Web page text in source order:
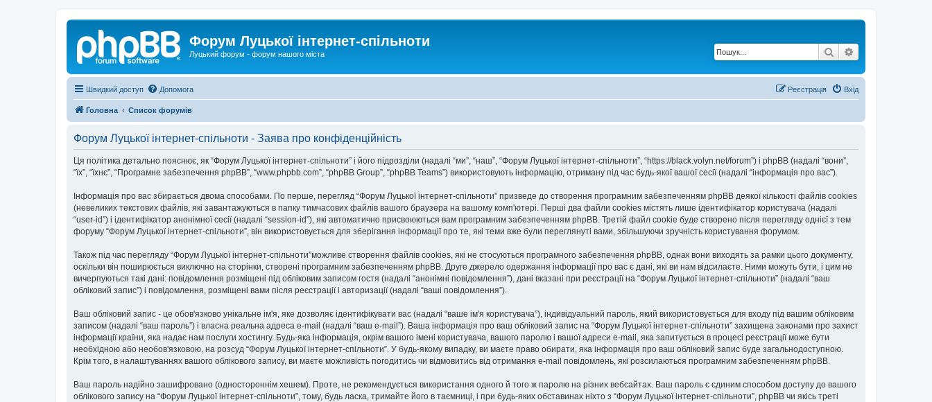
Форум Луцької інтернет-спільноти
Луцький форум - форум нашого міста Пошук
Швидкий доступ Допомога Вхід
Реєстрація
Головна Список форумів
Форум Луцької інтернет-спільноти - Заява про конфіденційність
Ця політика детально пояснює, як “Форум Луцької інтернет-спільноти” і його підрозділи (надалі “ми”, “наш”, “Форум Луцької інтернет-спільноти”, “https://black.volyn.net/forum”) і phpBB (надалі “вони”,
“їх”, “їхнє”, “Програмне забезпечення phpBB”, “www.phpbb.com”, “phpBB Group”, “phpBB Teams”) використовують інформацію, отриману під час будь-якої вашої сесії (надалі “інформація про вас”).
Інформація про вас збирається двома способами. По перше, перегляд “Форум Луцької інтернет-спільноти” призведе до створення програмним забезпеченням phpBB деякої кількості файлів cookies
(невеликих текстових файлів, які завантажуються в папку тимчасових файлів вашого браузера на вашому комп'ютері. Перші два файли cookies містять лише ідентифікатор користувача (надалі
“user-id”) і ідентифікатор анонімної сесії (надалі “session-id”), які автоматично присвоюються вам програмним забезпеченням phpBB. Третій файл cookie буде створено після перегляду однієї з тем
форуму “Форум Луцької інтернет-спільноти”, він використовується для зберігання інформації про те, які теми вже були переглянуті вами, збільшуючи зручність користування форумом.
Також під час перегляду “Форум Луцької інтернет-спільноти”можливе створення файлів cookies, які не стосуються програмного забезпечення phpBB, однак вони виходять за рамки цього документу,
оскільки він поширюється виключно на сторінки, створені програмним забезпеченням phpBB. Друге джерело одержання інформації про вас є дані, які ви нам відсилаєте. Ними можуть бути, і цим не
вичерпуються такі дані: повідомлення розміщені під обліковим записом гостя (надалі “анонімні повідомлення”), дані вказані при реєстрації на “Форум Луцької інтернет-спільноти” (надалі “ваш
обліковий запис”) і повідомлення, розміщені вами після реєстрації і авторизації (надалі “ваші повідомлення”).
Ваш обліковий запис - це обов'язково унікальне ім'я, яке дозволяє ідентифікувати вас (надалі “ваше ім'я користувача”), індивідуальний пароль, який використовується для входу під вашим обліковим
записом (надалі “ваш пароль”) і власна реальна адреса e-mail (надалі “ваш e-mail”). Ваша інформація про ваш обліковий запис на “Форум Луцької інтернет-спільноти” захищена законами про захист
інформації країни, яка надає нам послуги хостингу. Будь-яка інформація, окрім вашого імені користувача, вашого паролю і вашої адреси e-mail, яка запитується в процесі реєстрації може бути
необхідною або необов'язковою, на розсуд “Форум Луцької інтернет-спільноти”. У будь-якому випадку, ви маєте право обирати, яка інформація про ваш обліковий запис буде загальнодоступною.
Крім того, в налаштуваннях вашого облікового запису, ви маєте можливість погодитись чи відмовитись від отримання e-mail повідомлень, які розсилаються програмним забезпеченням phpBB.
Ваш пароль надійно зашифровано (одностороннім хешем). Проте, не рекомендується використання одного й того ж паролю на різних вебсайтах. Ваш пароль є єдиним способом доступу до вашого
облікового запису на “Форум Луцької інтернет-спільноти”, тому, будь ласка, тримайте його в таємниці, і при будь-яких обставинах ніхто з “Форум Луцької інтернет-спільноти”, phpBB чи якісь треті